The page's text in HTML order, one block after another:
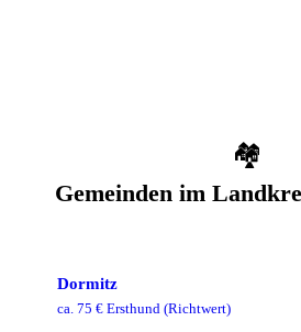
🏘️
Gemeinden im
Dormitz
ca. 75 € Ersthund (Richtwert)